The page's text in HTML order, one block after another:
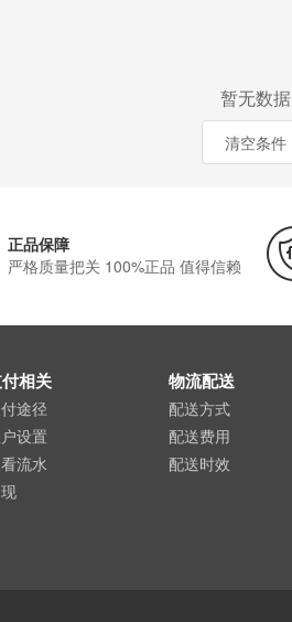
暂无数据
清空条件
正品保障
严格质量把关 100%正品 值得信赖
相关
途径
设置
流水
物流配送
配送方式
配送费用
配送时效